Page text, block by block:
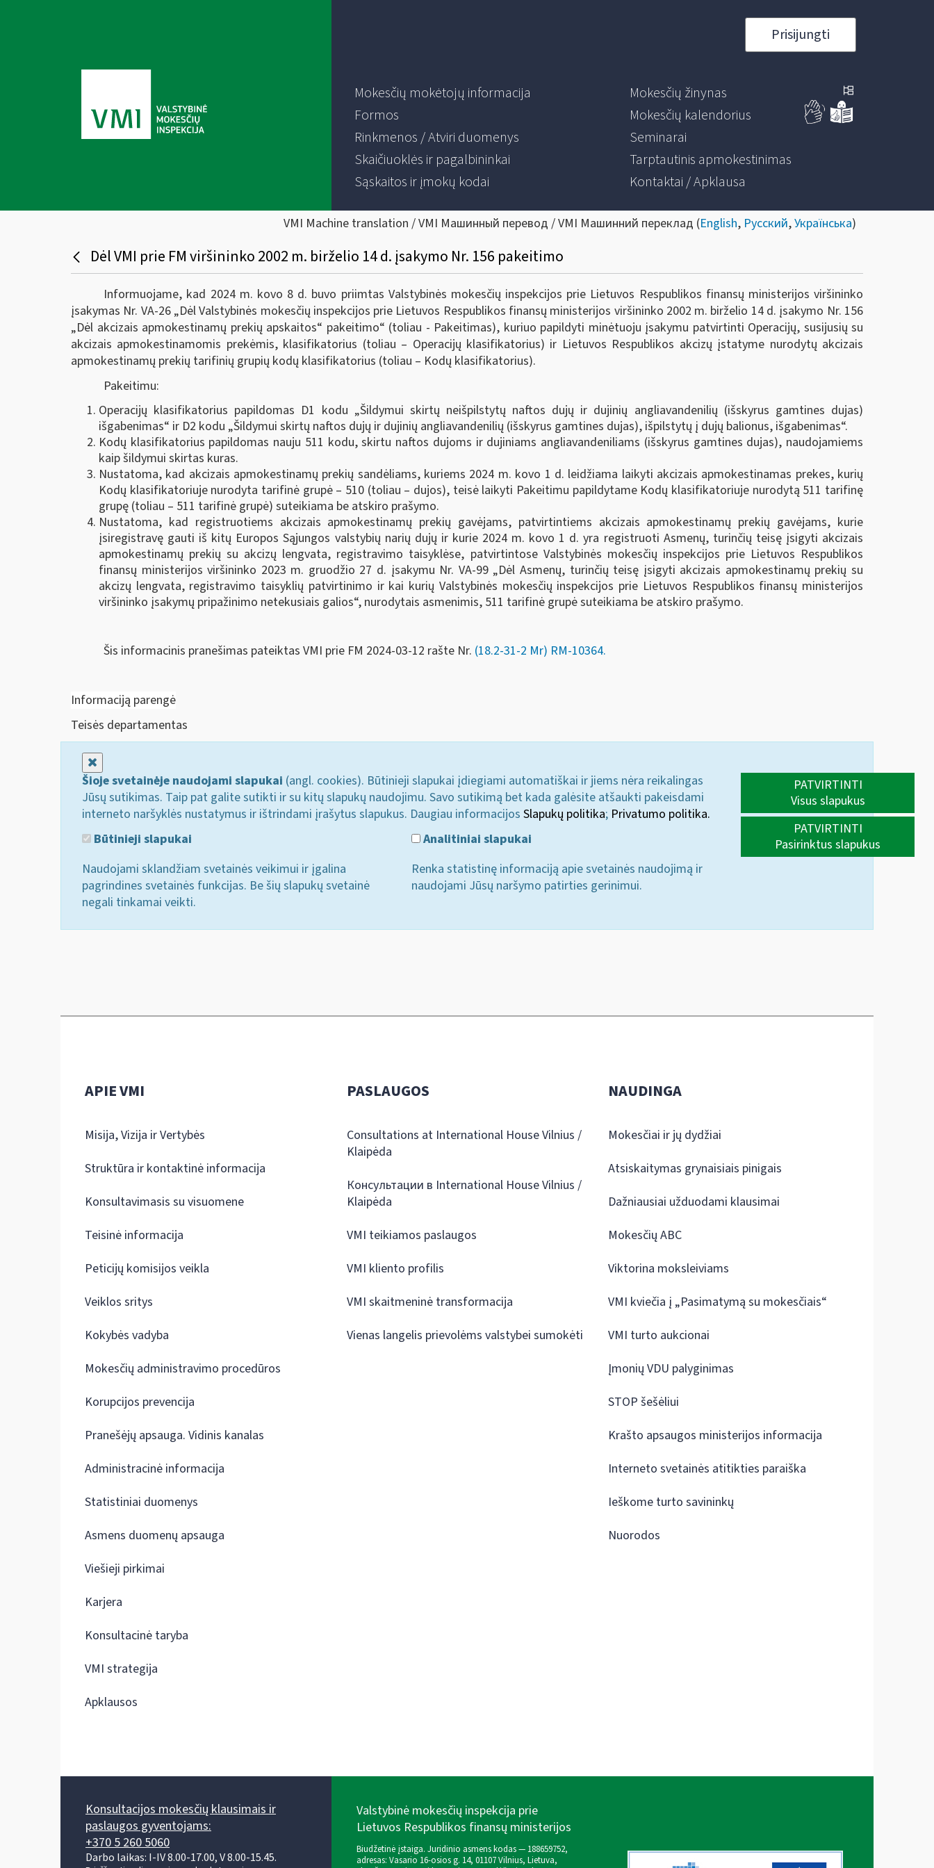
Prisijungti
Mokesčių mokėtojų informacija
Formos
Rinkmenos / Atviri duomenys
Skaičiuoklės ir pagalbininkai
Sąskaitos ir įmokų kodai
Mokesčių žinynas
Mokesčių kalendorius
Seminarai
Tarptautinis apmokestinimas
Kontaktai / Apklausa
VMI Machine translation / VMI Машинный перевод / VMI Машинний переклад (English, Русский,Українська)
Dėl VMI prie FM viršininko 2002 m. birželio 14 d. įsakymo Nr. 156 pakeitimo
Informuojame, kad 2024 m. kovo 8 d. buvo priimtas Valstybinės mokesčių inspekcijos prie Lietuvos Respublikos finansų ministerijos viršininko
įsakymas Nr. VA-26 „Dėl Valstybinės mokesčių inspekcijos prie Lietuvos Respublikos finansų ministerijos viršininko 2002 m. birželio 14 d. įsakymo Nr. 156
„Dėl akcizais apmokestinamų prekių apskaitos“ pakeitimo“ (toliau - Pakeitimas), kuriuo papildyti minėtuoju įsakymu patvirtinti Operacijų, susijusių su
akcizais apmokestinamomis prekėmis, klasifikatorius (toliau – Operacijų klasifikatorius) ir Lietuvos Respublikos akcizų įstatyme nurodytų akcizais
apmokestinamų prekių tarifinių grupių kodų klasifikatorius (toliau – Kodų klasifikatorius).
Pakeitimu:
Operacijų klasifikatorius papildomas D1 kodu „Šildymui skirtų neišpilstytų naftos dujų ir dujinių angliavandenilių (išskyrus gamtines dujas)
išgabenimas“ ir D2 kodu „Šildymui skirtų naftos dujų ir dujinių angliavandenilių (išskyrus gamtines dujas), išpilstytų į dujų balionus, išgabenimas“.
Kodų klasifikatorius papildomas nauju 511 kodu, skirtu naftos dujoms ir dujiniams angliavandeniliams (išskyrus gamtines dujas), naudojamiems
kaip šildymui skirtas kuras.
Nustatoma, kad akcizais apmokestinamų prekių sandėliams, kuriems 2024 m. kovo 1 d. leidžiama laikyti akcizais apmokestinamas prekes, kurių
Kodų klasifikatoriuje nurodyta tarifinė grupė – 510 (toliau – dujos), teisė laikyti Pakeitimu papildytame Kodų klasifikatoriuje nurodytą 511 tarifinę
grupę (toliau – 511 tarifinė grupė) suteikiama be atskiro prašymo.
Nustatoma, kad registruotiems akcizais apmokestinamų prekių gavėjams, patvirtintiems akcizais apmokestinamų prekių gavėjams, kurie
įsiregistravę gauti iš kitų Europos Sąjungos valstybių narių dujų ir kurie 2024 m. kovo 1 d. yra registruoti Asmenų, turinčių teisę įsigyti akcizais
apmokestinamų prekių su akcizų lengvata, registravimo taisyklėse, patvirtintose Valstybinės mokesčių inspekcijos prie Lietuvos Respublikos
finansų ministerijos viršininko 2023 m. gruodžio 27 d. įsakymu Nr. VA-99 „Dėl Asmenų, turinčių teisę įsigyti akcizais apmokestinamų prekių su
akcizų lengvata, registravimo taisyklių patvirtinimo ir kai kurių Valstybinės mokesčių inspekcijos prie Lietuvos Respublikos finansų ministerijos
viršininko įsakymų pripažinimo netekusiais galios“, nurodytais asmenimis, 511 tarifinė grupė suteikiama be atskiro prašymo.
Šis informacinis pranešimas pateiktas VMI prie FM 2024-03-12 rašte Nr. (18.2-31-2 Mr) RM-10364.
Informaciją parengė
Teisės departamentas
Šioje svetainėje naudojami slapukai (angl. cookies). Būtinieji slapukai įdiegiami automatiškai ir jiems nėra reikalingas
Jūsų sutikimas. Taip pat galite sutikti ir su kitų slapukų naudojimu. Savo sutikimą bet kada galėsite atšaukti pakeisdami
interneto naršyklės nustatymus ir ištrindami įrašytus slapukus. Daugiau informacijos Slapukų politika; Privatumo politika.
Būtinieji slapukai
Naudojami sklandžiam svetainės veikimui ir įgalina
pagrindines svetainės funkcijas. Be šių slapukų svetainė
negali tinkamai veikti.
Analitiniai slapukai
Renka statistinę informaciją apie svetainės naudojimą ir
naudojami Jūsų naršymo patirties gerinimui.
PATVIRTINTI
Visus slapukus
PATVIRTINTI
Pasirinktus slapukus
APIE VMI
Misija, Vizija ir Vertybės
Struktūra ir kontaktinė informacija
Konsultavimasis su visuomene
Teisinė informacija
Peticijų komisijos veikla
Veiklos sritys
Kokybės vadyba
Mokesčių administravimo procedūros
Korupcijos prevencija
Pranešėjų apsauga. Vidinis kanalas
Administracinė informacija
Statistiniai duomenys
Asmens duomenų apsauga
Viešieji pirkimai
Karjera
Konsultacinė taryba
VMI strategija
Apklausos
PASLAUGOS
Consultations at International House Vilnius /
Klaipėda
Консультации в International House Vilnius /
Klaipėda
VMI teikiamos paslaugos
VMI kliento profilis
VMI skaitmeninė transformacija
Vienas langelis prievolėms valstybei sumokėti
NAUDINGA
Mokesčiai ir jų dydžiai
Atsiskaitymas grynaisiais pinigais
Dažniausiai užduodami klausimai
Mokesčių ABC
Viktorina moksleiviams
VMI kviečia į „Pasimatymą su mokesčiais“
VMI turto aukcionai
Įmonių VDU palyginimas
STOP šešėliui
Krašto apsaugos ministerijos informacija
Interneto svetainės atitikties paraiška
Ieškome turto savininkų
Nuorodos
Konsultacijos mokesčių klausimais ir
paslaugos gyventojams:
+370 5 260 5060
Darbo laikas: I-IV 8.00-17.00, V 8.00-15.45.
Valstybinė mokesčių inspekcija prie
Lietuvos Respublikos finansų ministerijos
Biudžetinė įstaiga. Juridinio asmens kodas — 188659752,
adresas: Vasario 16-osios g. 14, 01107 Vilnius, Lietuva,